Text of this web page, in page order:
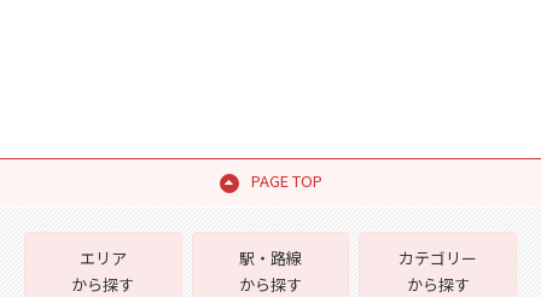
PAGE TOP
エリア
から探す
駅・路線
から探す
カテゴリー
から探す